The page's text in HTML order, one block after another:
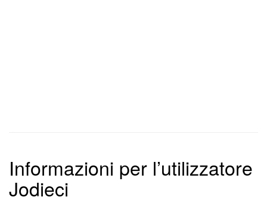
Informazioni per l’utilizzatore
Jodieci